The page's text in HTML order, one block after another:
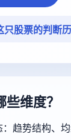
只股票的判断
维度？
：趋势结构、